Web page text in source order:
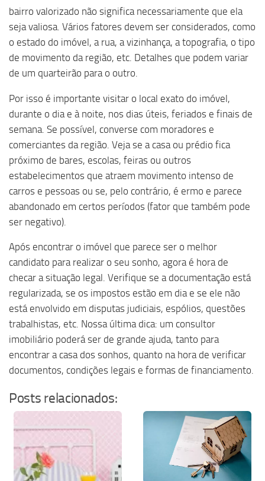
bairro valorizado não significa necessariamente que ela
seja valiosa. Vários fatores devem ser considerados, como
o estado do imóvel, a rua, a vizinhança, a topografia, o tipo
de movimento da região, etc. Detalhes que podem variar
de um quarteirão para o outro.
Por isso é importante visitar o local exato do imóvel,
durante o dia e à noite, nos dias úteis, feriados e finais de
semana. Se possível, converse com moradores e
comerciantes da região. Veja se a casa ou prédio fica
próximo de bares, escolas, feiras ou outros
estabelecimentos que atraem movimento intenso de
carros e pessoas ou se, pelo contrário, é ermo e parece
abandonado em certos períodos (fator que também pode
ser negativo).
Após encontrar o imóvel que parece ser o melhor
candidato para realizar o seu sonho, agora é hora de
checar a situação legal. Verifique se a documentação está
regularizada, se os impostos estão em dia e se ele não
está envolvido em disputas judiciais, espólios, questões
trabalhistas, etc. Nossa última dica: um consultor
imobiliário poderá ser de grande ajuda, tanto para
encontrar a casa dos sonhos, quanto na hora de verificar
documentos, condições legais e formas de financiamento.
Posts relacionados: